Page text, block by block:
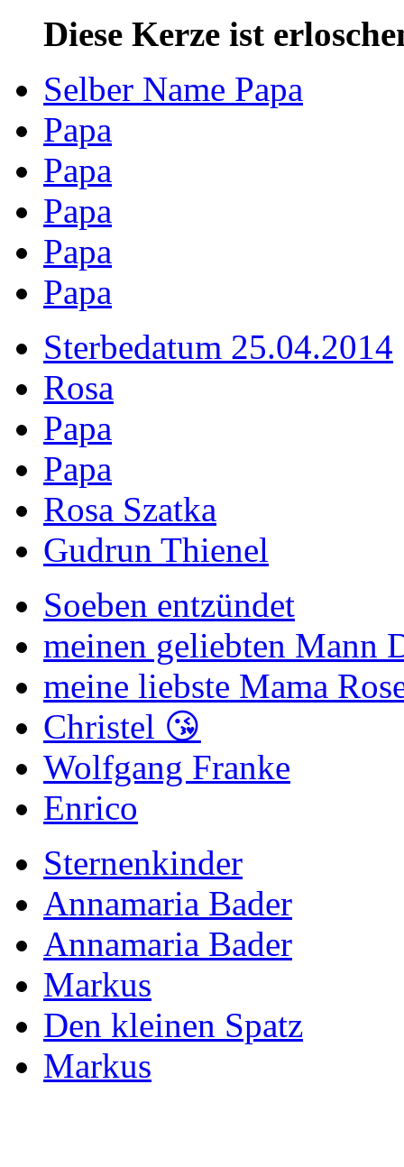
Diese Kerze ist
Selber Name Papa
Papa
Papa
Papa
Papa
Papa
Sterbedatum 25.04.2014
Rosa
Papa
Papa
Rosa Szatka
Gudrun Thienel
Soeben entzündet
meinen geliebten Mann
meine liebste Mama
Christel 😘
Wolfgang Franke
Enrico
Sternenkinder
Annamaria Bader
Annamaria Bader
Markus
Den kleinen Spatz
Markus